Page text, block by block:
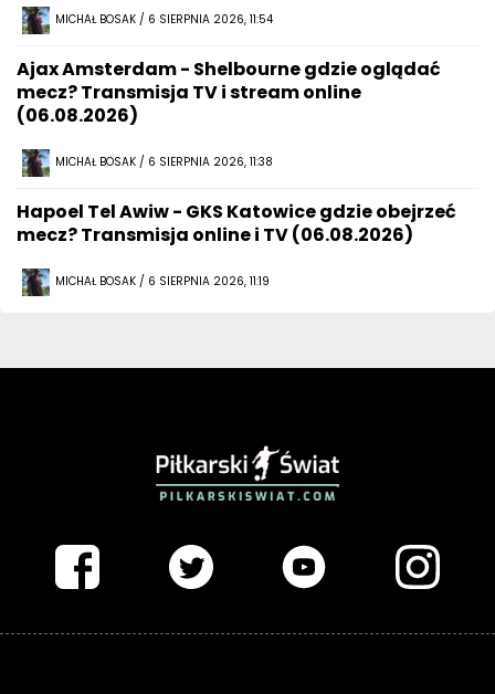
MICHAŁ BOSAK / 6 SIERPNIA 2026, 11:54
Ajax Amsterdam - Shelbourne gdzie oglądać
mecz? Transmisja TV i stream online
(06.08.2026)
MICHAŁ BOSAK / 6 SIERPNIA 2026, 11:38
Hapoel Tel Awiw - GKS Katowice gdzie obejrzeć
mecz? Transmisja online i TV (06.08.2026)
MICHAŁ BOSAK / 6 SIERPNIA 2026, 11:19